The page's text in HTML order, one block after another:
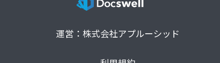
運営：株式会社アプルーシッド